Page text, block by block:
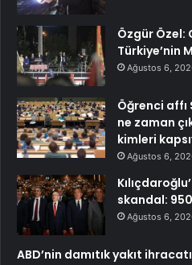
Özgür Özel:
Türkiye’nin
Ağustos 6,
Öğrenci affı
ne zaman
kimleri
Ağustos 6,
skandal:
Ağustos 6,
ABD’nin damıtık yakıt